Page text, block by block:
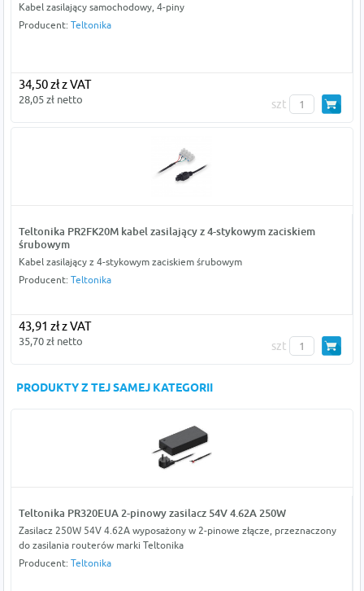
Kabel zasilający samochodowy, 4-piny
Producent: Teltonika
34,50 zł z VAT
28,05 zł netto szt
Teltonika PR2FK20M kabel zasilający z 4-stykowym zaciskiem
śrubowym
Kabel zasilający z 4-stykowym zaciskiem śrubowym
Producent: Teltonika
43,91 zł z VAT
35,70 zł netto szt
PRODUKTY Z TEJ SAMEJ KATEGORII
Teltonika PR320EUA 2-pinowy zasilacz 54V 4.62A 250W
Zasilacz 250W 54V 4.62A wyposażony w 2-pinowe złącze, przeznaczony
do zasilania routerów marki Teltonika
Producent: Teltonika